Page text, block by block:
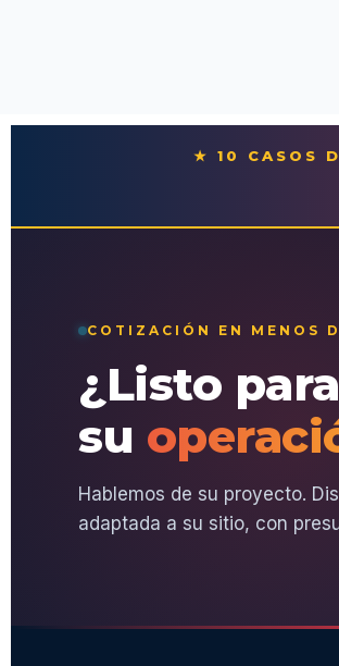
★ 10 CASOS
COTIZACIÓN EN MENOS
¿Listo
su
Hablemos de su proyecto.
adaptada a su sitio, con